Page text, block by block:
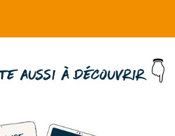
aussi à découvrir 👇